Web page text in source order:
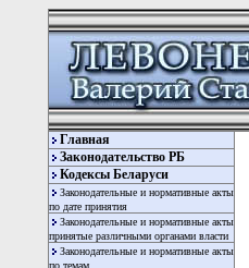
Главная
Законодательство РБ
Кодексы Беларуси
Законодательные и нормативные акты
по дате принятия
Законодательные и нормативные акты
принятые различными органами власти
Законодательные и нормативные акты
по темам